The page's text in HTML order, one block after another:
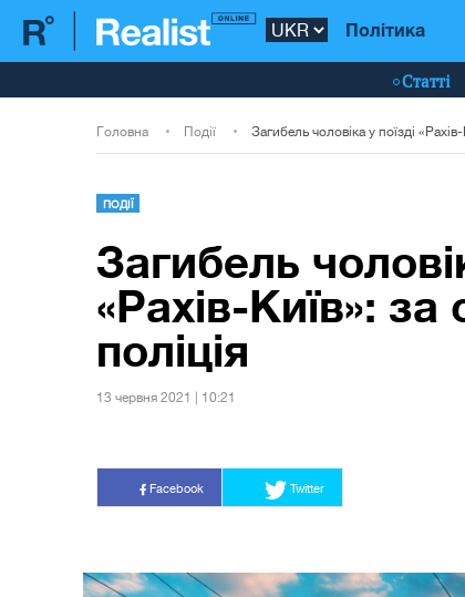
Політика
Статті
Головна Події
ПОДІЇ
Загибель
«Рахів-Київ»:
поліція
13 червня 2021 | 10:21
Facebook Twitter